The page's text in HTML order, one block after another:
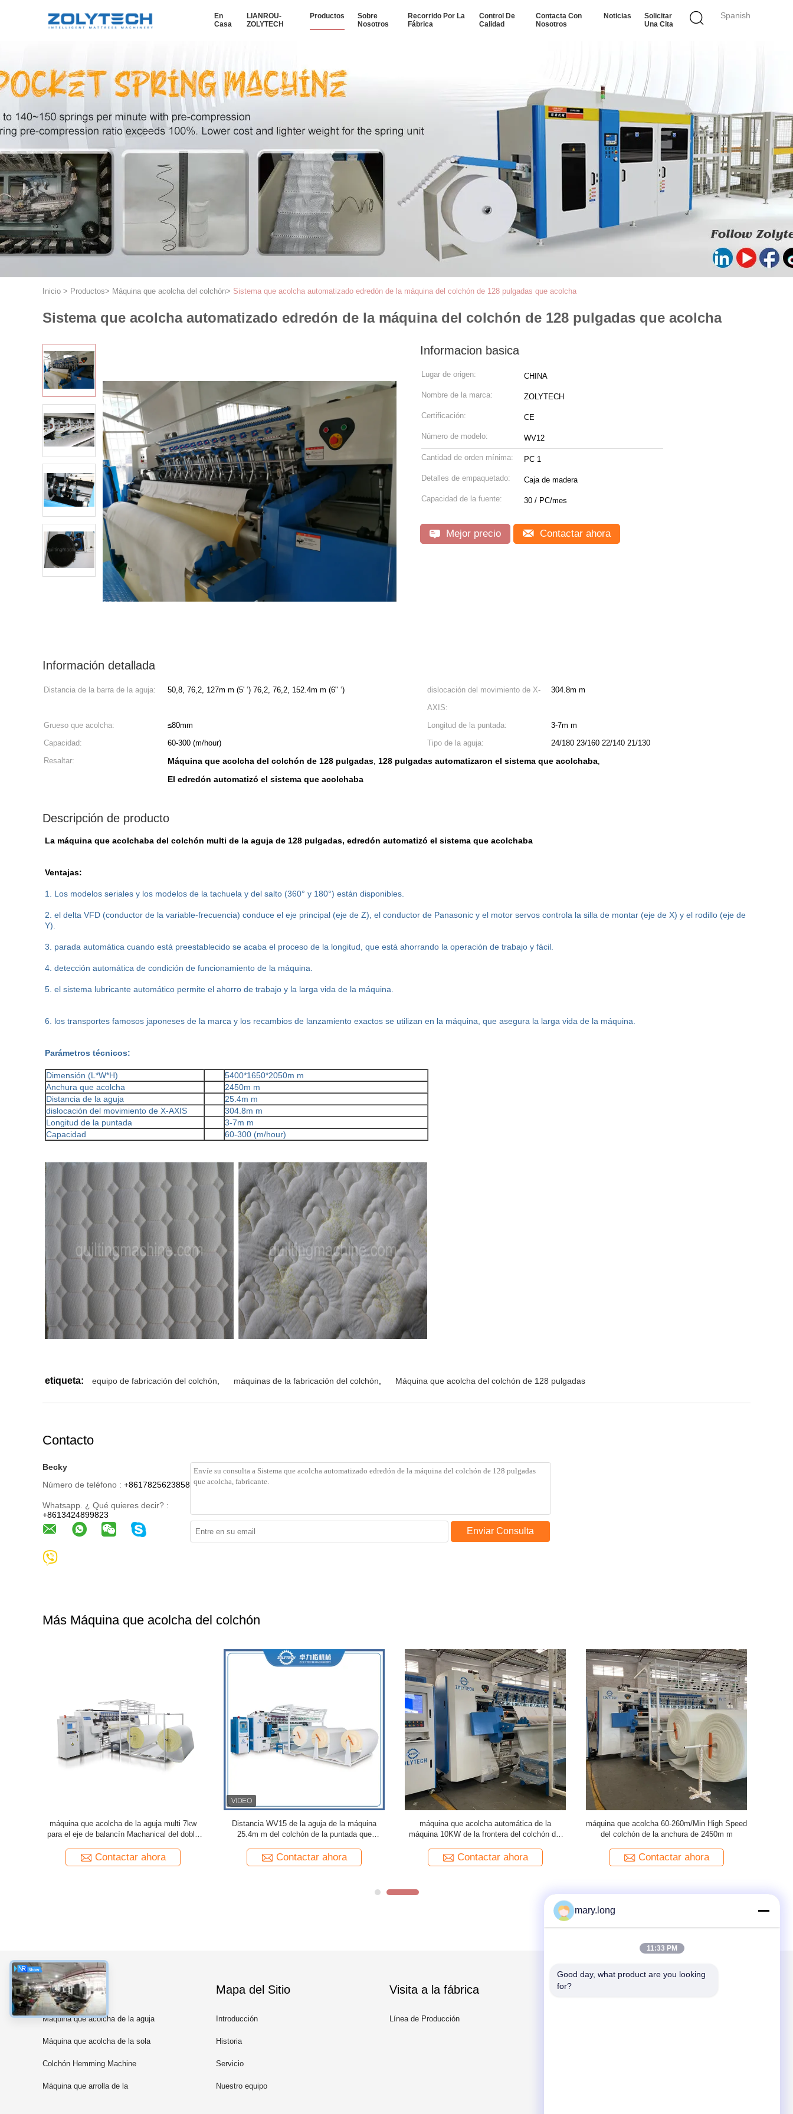
Spanish
En
Casa
LIANROU-
ZOLYTECH
Productos
Sobre
Nosotros
Recorrido Por La
Fábrica
Control De
Calidad
Contacta Con
Nosotros
Noticias
Solicitar
Una Cita
Inicio > Productos> Máquina que acolcha del colchón> Sistema que acolcha automatizado edredón de la máquina del colchón de 128 pulgadas que acolcha
Sistema que acolcha automatizado edredón de la máquina del colchón de 128 pulgadas que acolcha
Informacion basica
Lugar de origen: CHINA
Nombre de la marca: ZOLYTECH
Certificación: CE
Número de modelo: WV12
Cantidad de orden mínima: PC 1
Detalles de empaquetado: Caja de madera
Capacidad de la fuente: 30 / PC/mes
Mejor precio Contactar ahora
Información detallada
Distancia de la barra de la aguja: 50,8, 76,2, 127m m (5' ‘) 76,2, 76,2, 152.4m m (6" ‘)
dislocación del movimiento de X-
AXIS:
304.8m m
Grueso que acolcha: ≤80mm Longitud de la puntada:
3-7m m
Capacidad:
60-300 (m/hour) Tipo de la aguja:
24/180 23/160 22/140 21/130
Resaltar:
Máquina que acolcha del colchón de 128 pulgadas, 128 pulgadas automatizaron el sistema que acolchaba,
El edredón automatizó el sistema que acolchaba
Descripción de producto
La máquina que acolchaba del colchón multi de la aguja de 128 pulgadas, edredón automatizó el sistema que acolchaba
Ventajas:
1. Los modelos seriales y los modelos de la tachuela y del salto (360° y 180°) están disponibles.
2. el delta VFD (conductor de la variable-frecuencia) conduce el eje principal (eje de Z), el conductor de Panasonic y el motor servos controla la silla de montar (eje de X) y el rodillo (eje de
Y).
3. parada automática cuando está preestablecido se acaba el proceso de la longitud, que está ahorrando la operación de trabajo y fácil.
4. detección automática de condición de funcionamiento de la máquina.
5. el sistema lubricante automático permite el ahorro de trabajo y la larga vida de la máquina.
6. los transportes famosos japoneses de la marca y los recambios de lanzamiento exactos se utilizan en la máquina, que asegura la larga vida de la máquina.
Parámetros técnicos:
Dimensión (L*W*H)
5400*1650*2050m m
Anchura que acolcha
2450m m
Distancia de la aguja
25.4m m
dislocación del movimiento de X-AXIS
304.8m m
Longitud de la puntada
3-7m m
Capacidad
60-300 (m/hour)
etiqueta: equipo de fabricación del colchón máquinas de la fabricación del colchón Máquina que acolcha del colchón de 128 pulgadas
Contacto
Becky
Número de teléfono : +8617825623858
Whatsapp. ¿ Qué quieres decir? :
+8613424899823
Enviar Consulta
Más Máquina que acolcha del colchón
máquina que acolcha de la aguja multi 7kw
para el eje de balancín Machanical del doble
Contactar ahora
Distancia WV15 de la aguja de la máquina
25.4m m del colchón de la puntada que
Contactar ahora
máquina que acolcha automática de la
máquina 10KW de la frontera del colchón del
Contactar ahora
máquina que acolcha 60-260m/Min High Speed
del colchón de la anchura de 2450m m
Contactar ahora
Categorías
Máquina que acolcha de la aguja
multi
Máquina que acolcha de la sola
aguja
Colchón Hemming Machine
Máquina que arrolla de la
Mapa del Sitio
Introducción
Historia
Servicio
Nuestro equipo
Visita a la fábrica
Línea de Producción
Envíenos un correo
mary.long
11:33 PM
Good day, what product are you looking
for?